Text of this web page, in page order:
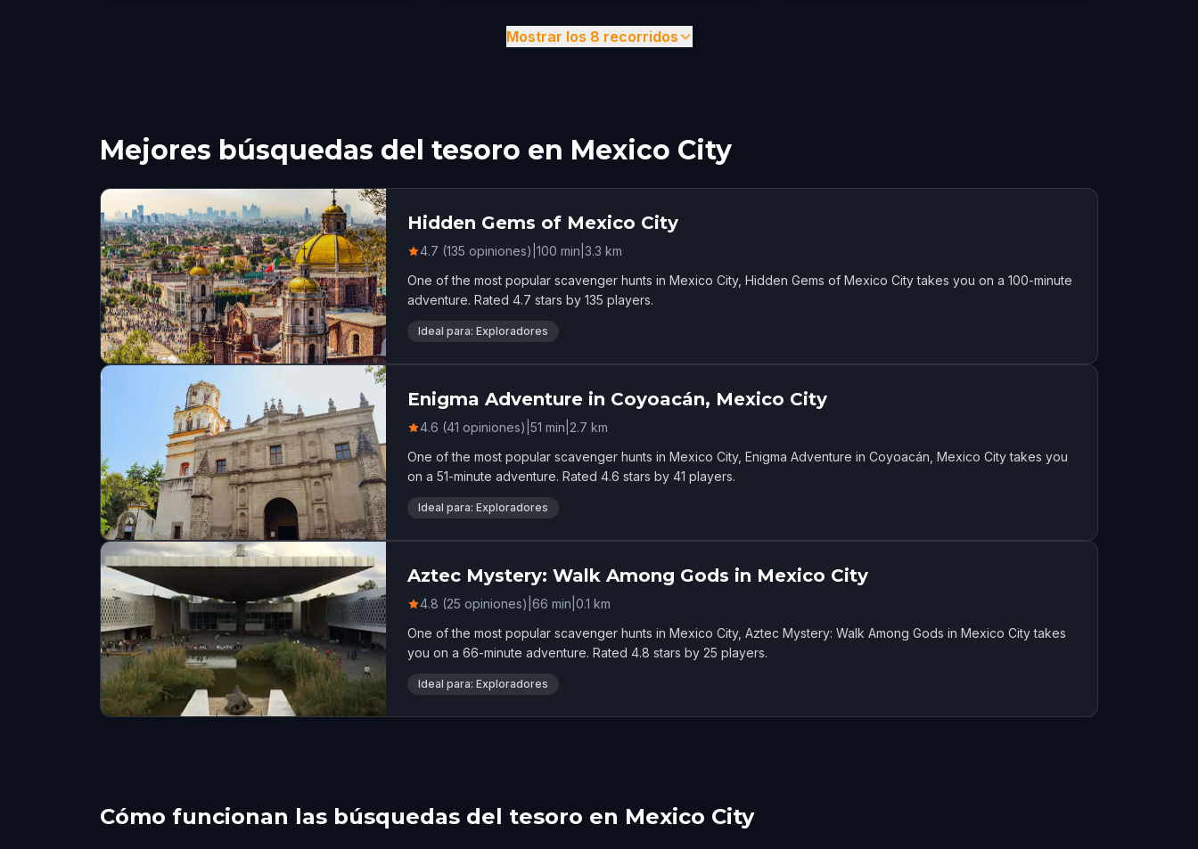
Mostrar los 8 recorridos
Mejores búsquedas del tesoro en Mexico City
Hidden Gems of Mexico City
4.7 (135 opiniones) 100 min 3.3 km
One of the most popular scavenger hunts in Mexico City, Hidden Gems of Mexico City takes you on a 100-minute
adventure. Rated 4.7 stars by 135 players.
Ideal para: Exploradores
Enigma Adventure in Coyoacán, Mexico City
4.6 (41 opiniones) 51 min 2.7 km
One of the most popular scavenger hunts in Mexico City, Enigma Adventure in Coyoacán, Mexico City takes you
on a 51-minute adventure. Rated 4.6 stars by 41 players.
Ideal para: Exploradores
Aztec Mystery: Walk Among Gods in Mexico City
4.8 (25 opiniones) 66 min 0.1 km
One of the most popular scavenger hunts in Mexico City, Aztec Mystery: Walk Among Gods in Mexico City takes
you on a 66-minute adventure. Rated 4.8 stars by 25 players.
Ideal para: Exploradores
Cómo funcionan las búsquedas del tesoro en Mexico City